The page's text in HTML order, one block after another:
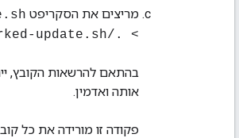
מריצים את הסקריפט
> ./non-networked-update.sh
אותה ואדמין.
פקודה זו מורידה את כל